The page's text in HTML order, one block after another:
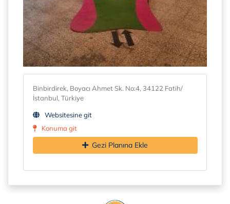
Binbirdirek, Boyacı Ahmet Sk. No:4, 34122 Fatih/
İstanbul, Türkiye
Websitesine git
Konuma git
Gezi Planına Ekle